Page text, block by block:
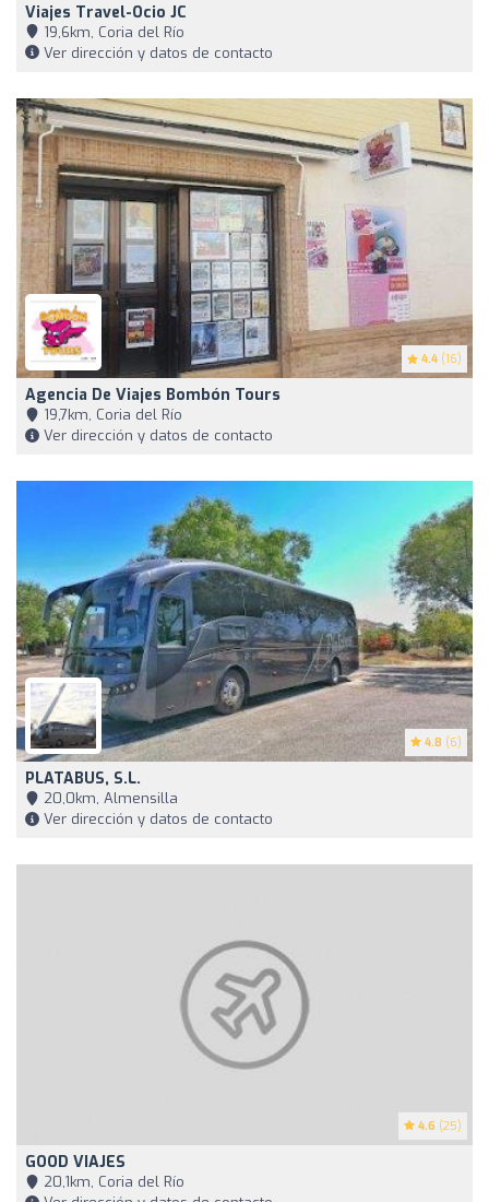
Viajes Travel-Ocio JC
19,6km, Coria del Río
Ver dirección y datos de contacto
4.4 (16)
Agencia De Viajes Bombón Tours
19,7km, Coria del Río
Ver dirección y datos de contacto
4.8 (6)
PLATABUS, S.L.
20,0km, Almensilla
Ver dirección y datos de contacto
4.6 (25)
GOOD VIAJES
20,1km, Coria del Río